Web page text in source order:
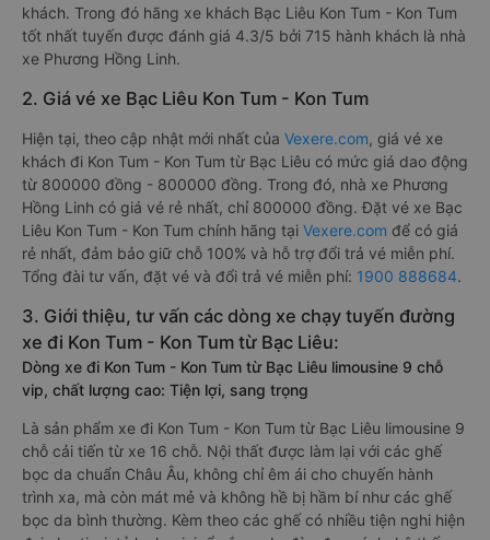
khách. Trong đó hãng xe khách Bạc Liêu Kon Tum - Kon Tum
tốt nhất tuyến được đánh giá 4.3/5 bởi 715 hành khách là nhà
xe Phương Hồng Linh.
2. Giá vé xe Bạc Liêu Kon Tum - Kon Tum
Hiện tại, theo cập nhật mới nhất của Vexere.com, giá vé xe
khách đi Kon Tum - Kon Tum từ Bạc Liêu có mức giá dao động
từ 800000 đồng - 800000 đồng. Trong đó, nhà xe Phương
Hồng Linh có giá vé rẻ nhất, chỉ 800000 đồng. Đặt vé xe Bạc
Liêu Kon Tum - Kon Tum chính hãng tại Vexere.com để có giá
rẻ nhất, đảm bảo giữ chỗ 100% và hỗ trợ đổi trả vé miễn phí.
Tổng đài tư vấn, đặt vé và đổi trả vé miễn phí: 1900 888684.
3. Giới thiệu, tư vấn các dòng xe chạy tuyến đường
xe đi Kon Tum - Kon Tum từ Bạc Liêu:
Dòng xe đi Kon Tum - Kon Tum từ Bạc Liêu limousine 9 chỗ
vip, chất lượng cao: Tiện lợi, sang trọng
Là sản phẩm xe đi Kon Tum - Kon Tum từ Bạc Liêu limousine 9
chỗ cải tiến từ xe 16 chỗ. Nội thất được làm lại với các ghế
bọc da chuẩn Châu Âu, không chỉ êm ái cho chuyến hành
trình xa, mà còn mát mẻ và không hề bị hầm bí như các ghế
bọc da bình thường. Kèm theo các ghế có nhiều tiện nghi hiện